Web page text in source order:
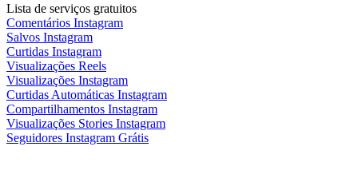
Lista de serviços gratuitos
Comentários Instagram
Salvos Instagram
Curtidas Instagram
Visualizações Reels
Visualizações Instagram
Curtidas Automáticas Instagram
Compartilhamentos Instagram
Visualizações Stories Instagram
Seguidores Instagram Grátis